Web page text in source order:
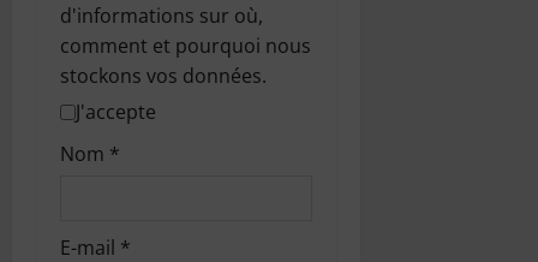
d'informations sur où,
comment et pourquoi nous
stockons vos données.
J'accepte
Nom *
E-mail *